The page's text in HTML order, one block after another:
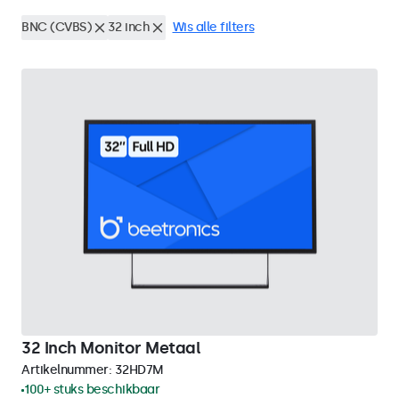
BNC (CVBS) 32 inch Wis alle filters
32 Inch Monitor Metaal
Artikelnummer: 32HD7M
100+ stuks beschikbaar